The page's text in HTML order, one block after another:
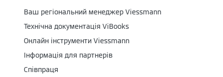
Ваш регіональний менеджер Viessmann
Технічна документація ViBooks
Онлайн інструменти Viessmann
Інформація для партнерів
Співпраця